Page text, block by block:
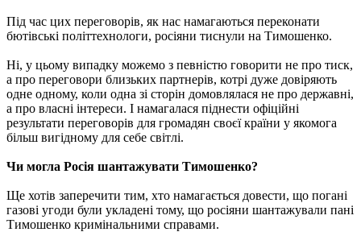
Під час цих переговорів, як нас намагаються переконати
бютівські політтехнологи, росіяни тиснули на Тимошенко.
Ні, у цьому випадку можемо з певністю говорити не про тиск,
а про переговори близьких партнерів, котрі дуже довіряють
одне одному, коли одна зі сторін домовлялася не про державні,
а про власні інтереси. І намагалася піднести офіційні
результати переговорів для громадян своєї країни у якомога
більш вигідному для себе світлі.
Чи могла Росія шантажувати Тимошенко?
Ще хотів заперечити тим, хто намагається довести, що погані
газові угоди були укладені тому, що росіяни шантажували пані
Тимошенко кримінальними справами.